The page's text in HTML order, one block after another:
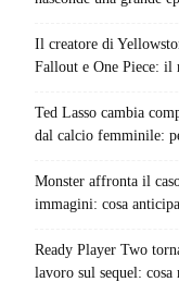
Il creatore di
Fallout e One Piece: il
Ted Lasso cambia
dal calcio femminile:
Monster affronta il
immagini: cosa
Ready Player Two
lavoro sul sequel: